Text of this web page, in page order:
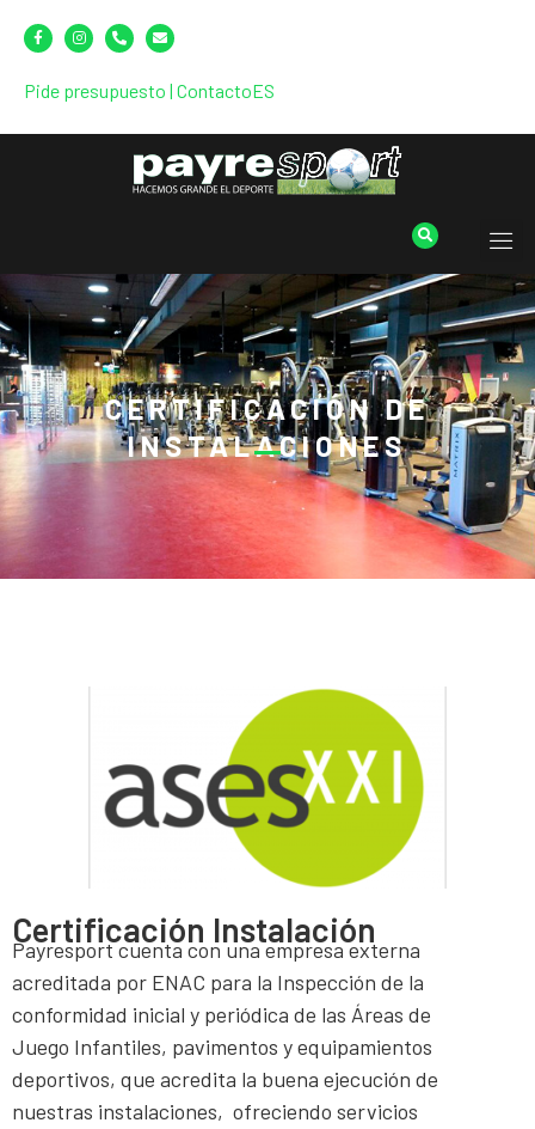
Pide presupuesto | ContactoES
CERTIFICACIÓN DE
INSTALACIONES
Certificación Instalación
Payresport cuenta con una empresa externa
acreditada por ENAC para la Inspección de la
conformidad inicial y periódica de las Áreas de
Juego Infantiles, pavimentos y equipamientos
deportivos, que acredita la buena ejecución de
nuestras instalaciones, ofreciendo servicios